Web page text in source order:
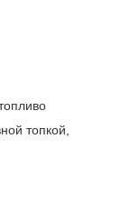
топкой,